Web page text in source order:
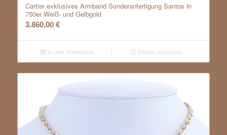
Cartier exklusives Armband Sonderanfertigung Santos in
750er Weiß- und Gelbgold
3.860,00€
In den Warenkorb Details anzeigen